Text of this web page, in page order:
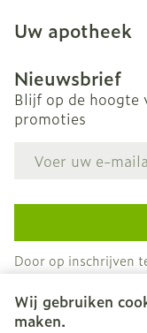
Wij gebruiken
maken.
Uw apotheek
Nieuwsbrief
Blijf op de hoogte
promoties
Door op inschrijven
nieuwsbrief en gaat